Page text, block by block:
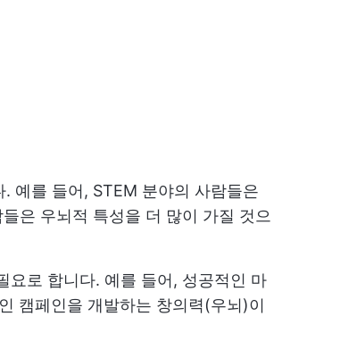
예를 들어, STEM 분야의 사람들은
은 우뇌적 특성을 더 많이 가질 것으
요로 합니다. 예를 들어, 성공적인 마
캠페인을 개발하는 창의력(우뇌)이